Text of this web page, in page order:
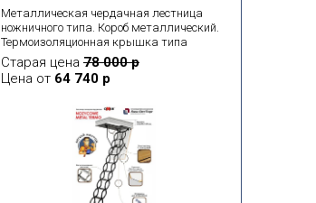
Металлическая чердачная лестница
ножничного типа. Короб металлический.
Термоизоляционная крышка типа
«сэндвич», толщиной 26 мм, утеплена
пенопластом, облицована с двух сторон
ДСП белого цвета.
Старая цена 78 000 р
Цена от 64 740 р